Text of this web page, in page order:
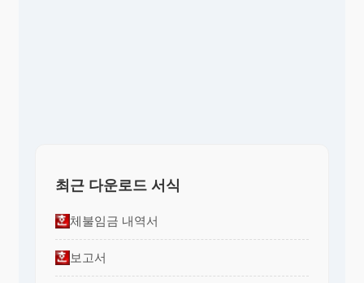
최근 다운로드 서식
체불임금 내역서
보고서